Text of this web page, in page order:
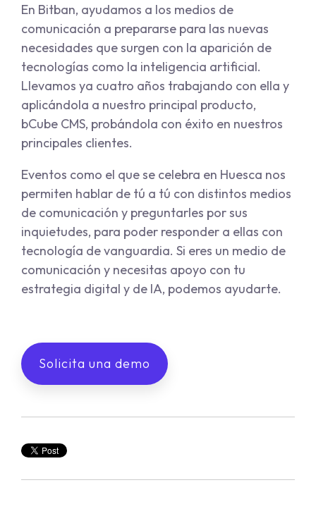
En Bitban, ayudamos a los medios de
comunicación a prepararse para las nuevas
necesidades que surgen con la aparición de
tecnologías como la inteligencia artificial.
Llevamos ya cuatro años trabajando con ella y
aplicándola a nuestro principal producto,
bCube CMS, probándola con éxito en nuestros
principales clientes.
Eventos como el que se celebra en Huesca nos
permiten hablar de tú a tú con distintos medios
de comunicación y preguntarles por sus
inquietudes, para poder responder a ellas con
tecnología de vanguardia. Si eres un medio de
comunicación y necesitas apoyo con tu
estrategia digital y de IA, podemos ayudarte.
Solicita una demo